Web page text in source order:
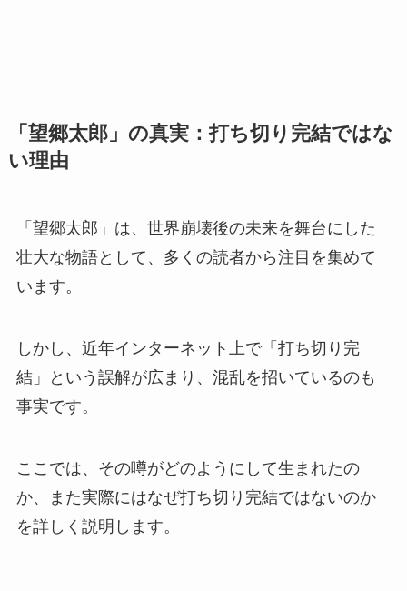
「望郷太郎」の真実：打ち切り完結ではな
い理由
「望郷太郎」は、世界崩壊後の未来を舞台にした
壮大な物語として、多くの読者から注目を集めて
います。
しかし、近年インターネット上で「打ち切り完
結」という誤解が広まり、混乱を招いているのも
事実です。
ここでは、その噂がどのようにして生まれたの
か、また実際にはなぜ打ち切り完結ではないのか
を詳しく説明します。